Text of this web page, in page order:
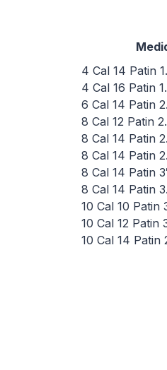
4 Cal 14 Patin
4 Cal 16 Patin
6 Cal 14 Patin
8 Cal 12 Patin
8 Cal 14 Patin
8 Cal 14 Patin
8 Cal 14 Patin
8 Cal 14 Patin
10 Cal 10 Patin
10 Cal 12 Patin
10 Cal 14 Patin